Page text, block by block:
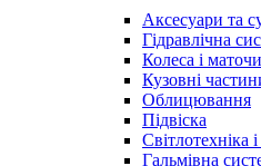
Аксесуари та
Гідравлічна
Колеса і
Кузовні
Облицювання
Підвіска
Світлотехніка
Гальмівна